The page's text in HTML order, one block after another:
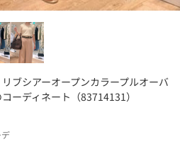
ブシアーオープンカラープルオーバ
ーディネート（83714131）